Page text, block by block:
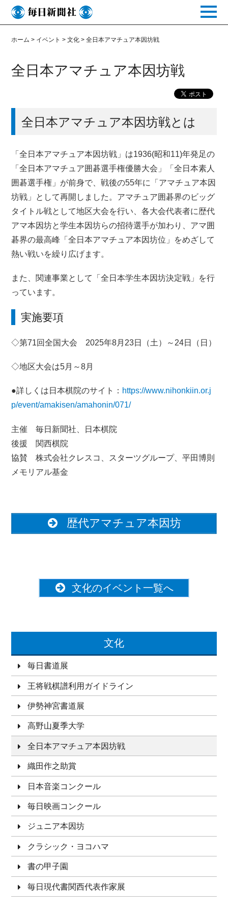
toggle
ホーム > イベント >文化 >全日本アマチュア本因坊戦
全日本アマチュア本因坊戦
全日本アマチュア本因坊戦とは
「全日本アマチュア本因坊戦」は1936(昭和11)年発足の
「全日本アマチュア囲碁選手権優勝大会」「全日本素人
囲碁選手権」が前身で、戦後の55年に「アマチュア本因
坊戦」として再開しました。アマチュア囲碁界のビッグ
タイトル戦として地区大会を行い、各大会代表者に歴代
アマ本因坊と学生本因坊らの招待選手が加わり、アマ囲
碁界の最高峰「全日本アマチュア本因坊位」をめざして
熱い戦いを繰り広げます。
また、関連事業として「全日本学生本因坊決定戦」を行
っています。
実施要項
◇第71回全国大会 2025年8月23日（土）～24日（日）
◇地区大会は5月～8月
●詳しくは日本棋院のサイト： https://www.nihonkiin.or.j
p/event/amakisen/amahonin/071/
主催 毎日新聞社、日本棋院
後援 関西棋院
協賛 株式会社クレスコ、スターツグループ、平田博則
メモリアル基金
歴代アマチュア本因坊
文化のイベント一覧へ
文化
毎日書道展
王将戦棋譜利用ガイドライン
伊勢神宮書道展
高野山夏季大学
全日本アマチュア本因坊戦
織田作之助賞
日本音楽コンクール
毎日映画コンクール
ジュニア本因坊
クラシック・ヨコハマ
書の甲子園
毎日現代書関西代表作家展